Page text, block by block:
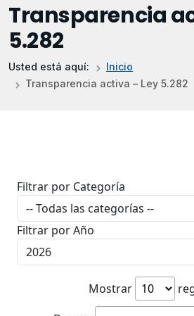
Transparencia
5.282
Usted está aquí:
Inicio
Transparencia activa – Ley 5.282